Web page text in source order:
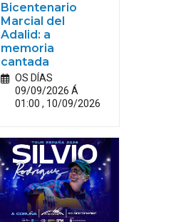
Bicentenario
Marcial del
Adalid: a
memoria
cantada
OS DÍAS
09/09/2026 Á
01:00 , 10/09/2026